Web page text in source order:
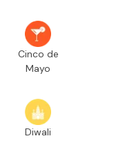
Cinco de
Mayo
Diwali